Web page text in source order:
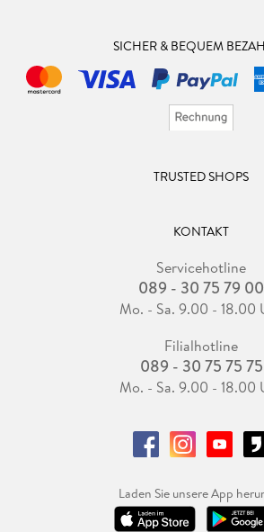
SICHER & BEQUEM
TRUSTED SHOPS
KONTAKT
Servicehotline
089 - 30 75 79 00
Mo. - Sa. 9.00 - 18.00
Filialhotline
089 - 30 75 75 75
Mo. - Sa. 9.00 - 18.00
Laden Sie unsere App